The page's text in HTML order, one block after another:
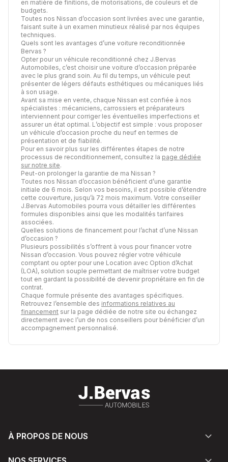
en matière de finitions, de motorisations, de couleurs et de
budgets.
Toutes nos Nissan d’occasion sont livrées avec une garantie,
faisant suite à un examen minutieux réalisé par nos équipes
techniques.
Quels sont les avantages d’une voiture reconditionnée
Bervas ?
Opter pour un véhicule reconditionné chez J.Bervas
Automobiles, c’est choisir une voiture d’occasion préparée
avec le plus grand soin. Au fil du temps, un véhicule peut
présenter de légers défauts esthétiques ou mécaniques liés
à son usage.
Avant sa mise en vente, chaque Nissan est confiée à nos
spécialistes : mécaniciens, carrossiers et préparateurs
interviennent pour corriger les éventuelles imperfections et
assurer un état optimal. L’objectif est simple : vous proposer
un véhicule d’occasion proche du neuf en termes de
présentation et de fiabilité.
Pour en savoir plus sur les différentes étapes de notre
processus de reconditionnement, consultez la page dédiée
sur notre site.
Peut-on prolonger la garantie de ma Nissan ?
Toutes nos Nissan d’occasion bénéficient d’une garantie
initiale de 6 mois. Selon vos besoins, il est possible d’étendre
cette couverture, jusqu’à 72 mois maximum. Votre conseiller
J.Bervas Automobiles pourra vous détailler les différentes
formules disponibles ainsi que les modalités tarifaires
associées.
Quelles solutions de financement pour l’achat d’une Nissan
d’occasion ?
Plusieurs possibilités s’offrent à vous pour financer votre
Nissan d’occasion. Vous pouvez régler votre véhicule
comptant ou opter pour une Location avec Option d’Achat
(LOA), solution souple permettant de maîtriser votre budget
tout en gardant la possibilité de devenir propriétaire en fin de
contrat.
Chaque formule présente des avantages spécifiques.
Retrouvez l’ensemble des informations relatives au
financement sur la page dédiée de notre site ou échangez
directement avec l’un de nos conseillers pour bénéficier d’un
accompagnement personnalisé.
À PROPOS DE NOUS